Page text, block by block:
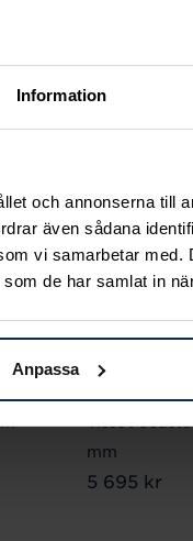
Information
och annonserna till
även sådana
vi samarbetar
de har samlat in
Anpassa
köpte
mm
Pris:5 695
5 695 kr